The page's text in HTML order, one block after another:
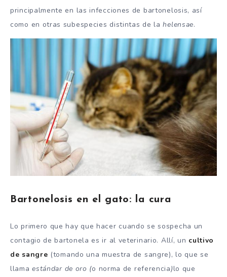
principalmente en las infecciones de bartonelosis, así
como en otras subespecies distintas de lahelensae.
Bartonelosis en el gato: la cura
Lo primero que hay que hacer cuando se sospecha un
contagio de bartonela es ir al veterinario. Allí, un cultivo
de sangre (tomando una muestra de sangre), lo que se
llamaestándar de oro (o norma de referencia)lo que